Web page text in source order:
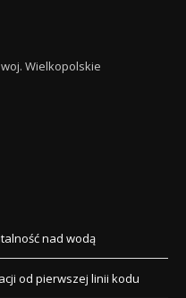
Wielkopolskie
nad wodą
od pierwszej linii kodu